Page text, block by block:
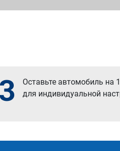
3
Оставьте автомобиль на
для индивидуальной